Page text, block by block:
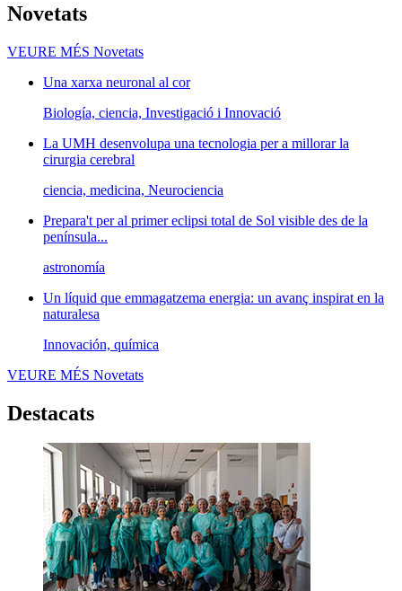
Novetats
VEURE MÉS Novetats
Una xarxa neuronal al cor
Biología, ciencia, Investigació i Innovació
La UMH desenvolupa una tecnologia per a millorar la
cirurgia cerebral
ciencia, medicina, Neurociencia
Prepara't per al primer eclipsi total de Sol visible des de la
península...
astronomía
Un líquid que emmagatzema energia: un avanç inspirat en la
naturalesa
Innovación, química
VEURE MÉS Novetats
Destacats